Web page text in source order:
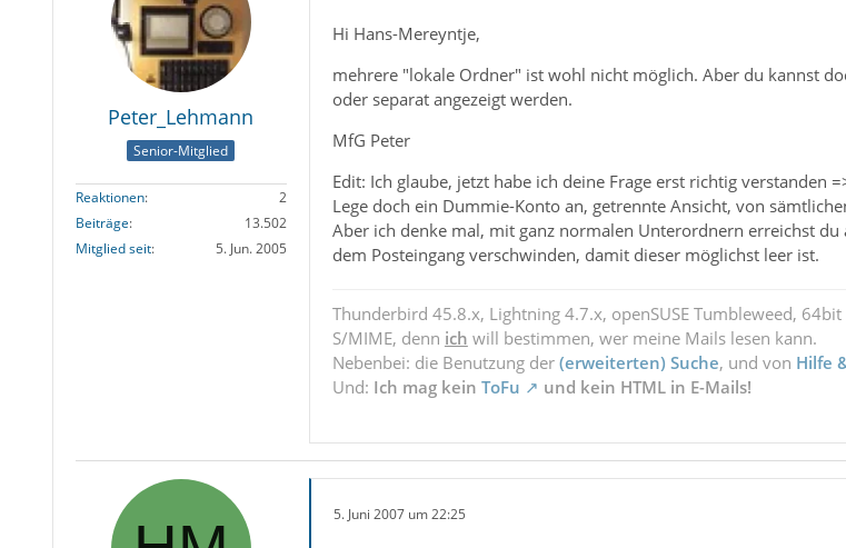
Peter_Lehmann
Senior-Mitglied
Reaktionen
2
Beiträge
13.502
Mitglied seit
5. Jun. 2005
Hi Hans-Mereyntje,
mehrere "lokale Ordner" ist wohl nicht möglich. Aber du kannst
oder separat angezeigt werden.
MfG Peter
Edit: Ich glaube, jetzt habe ich deine Frage erst richtig verstanden
Lege doch ein Dummie-Konto an, getrennte Ansicht, von
Aber ich denke mal, mit ganz normalen Unterordnern erreichst
dem Posteingang verschwinden, damit dieser möglichst leer ist.
Thunderbird 45.8.x, Lightning 4.7.x, openSUSE Tumbleweed, 64bit
S/MIME, denn ich will bestimmen, wer meine Mails lesen kann.
Nebenbei: die Benutzung der (erweiterten) Suche, und von Hilfe
Und: Ich mag kein ToFu und kein HTML in E-Mails!
5. Juni 2007 um 22:25